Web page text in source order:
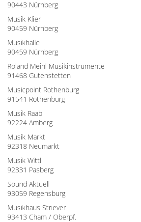
90443 Nürnberg
Musik Klier
90459 Nürnberg
Musikhalle
90459 Nürnberg
Roland Meinl Musikinstrumente
91468 Gutenstetten
Musicpoint Rothenburg
91541 Rothenburg
Musik Raab
92224 Amberg
Musik Markt
92318 Neumarkt
Musik Wittl
92331 Pasberg
Sound Aktuell
93059 Regensburg
Musikhaus Striever
93413 Cham / Oberpf.